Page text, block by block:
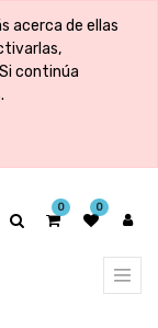
acerca de ellas
continúa
0 0